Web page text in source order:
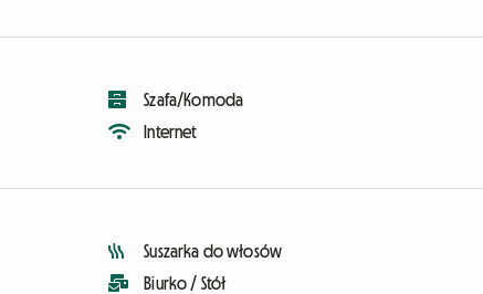
Szafa/Komoda
Internet
Suszarka do włosów
Biurko / Stół